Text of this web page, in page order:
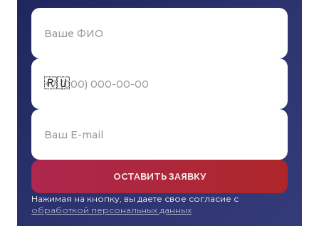
🇷🇺
ОСТАВИТЬ ЗАЯВКУ
Нажимая на кнопку, вы даете свое согласие с
обработкой персональных данных